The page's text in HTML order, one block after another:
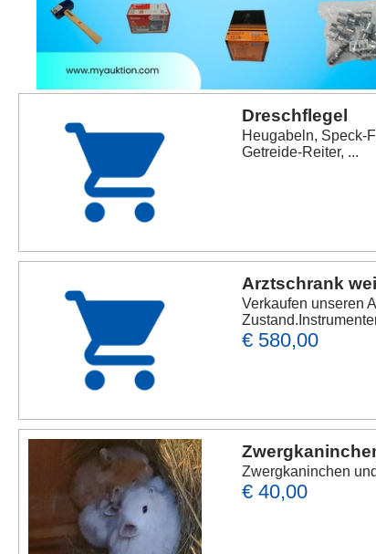
Dreschflegel
Heugabeln, Speck-
Getreide-Reiter, ...
Arztschrank
Verkaufen unseren
€ 580,00
Zwergkaninchen
€ 40,00